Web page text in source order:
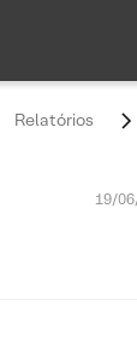
Relatórios
19/